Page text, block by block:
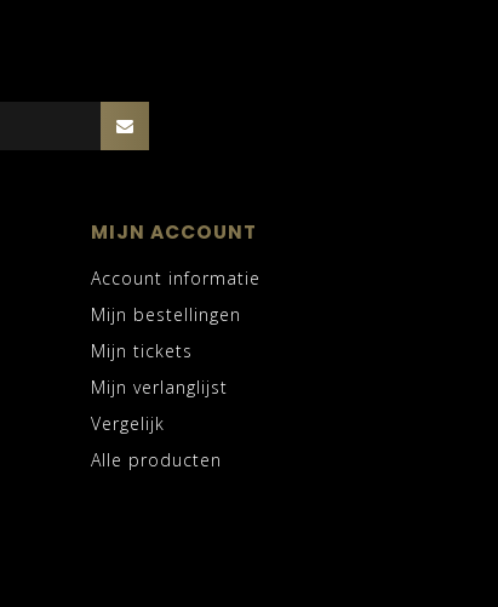
MIJN ACCOUNT
Account informatie
Mijn bestellingen
Mijn tickets
Mijn verlanglijst
Vergelijk
Alle producten